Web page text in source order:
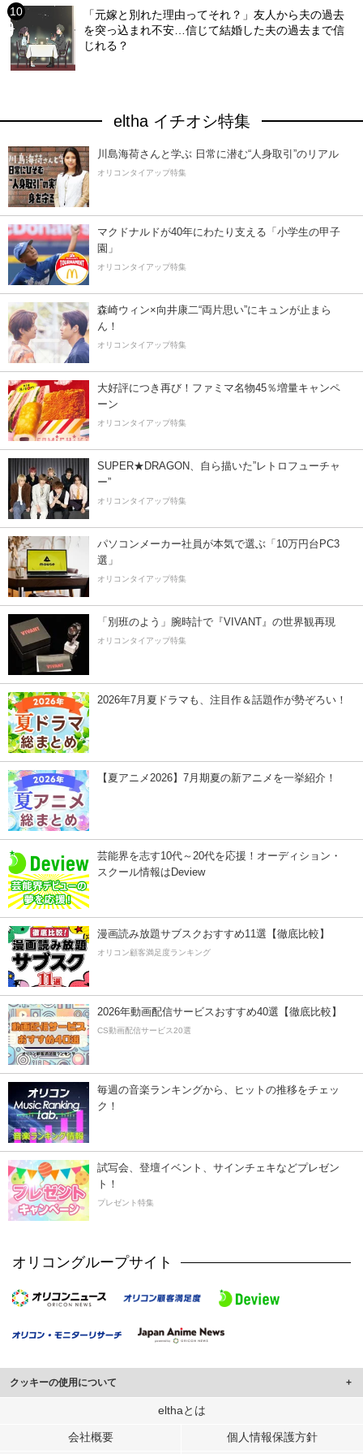
「元嫁と別れた理由ってそれ？」友人から夫の過去
を突っ込まれ不安…信じて結婚した夫の過去まで信
じれる？
eltha イチオシ特集
川島海荷さんと学ぶ 日常に潜む“人身取引”のリアル
オリコンタイアップ特集
マクドナルドが40年にわたり支える「小学生の甲子
園」
オリコンタイアップ特集
森崎ウィン×向井康二“両片思い”にキュンが止まら
ん！
オリコンタイアップ特集
大好評につき再び！ファミマ名物45％増量キャンペ
ーン
オリコンタイアップ特集
SUPER★DRAGON、自ら描いた”レトロフューチャ
ー”
オリコンタイアップ特集
パソコンメーカー社員が本気で選ぶ「10万円台PC3
選」
オリコンタイアップ特集
「別班のよう」腕時計で『VIVANT』の世界観再現
オリコンタイアップ特集
2026年7月夏ドラマも、注目作＆話題作が勢ぞろい！
【夏アニメ2026】7月期夏の新アニメを一挙紹介！
芸能界を志す10代～20代を応援！オーディション・
スクール情報はDeview
漫画読み放題サブスクおすすめ11選【徹底比較】
オリコン顧客満足度ランキング
2026年動画配信サービスおすすめ40選【徹底比較】
CS動画配信サービス20選
毎週の音楽ランキングから、ヒットの推移をチェッ
ク！
試写会、登壇イベント、サインチェキなどプレゼン
ト！
プレゼント特集
オリコングループサイト
クッキーの使用について
このサイトでは Cookie を使用して、ユーザーに合わせたコンテンツや広告の
行っています。
elthaとは
会社概要 個人情報保護方針